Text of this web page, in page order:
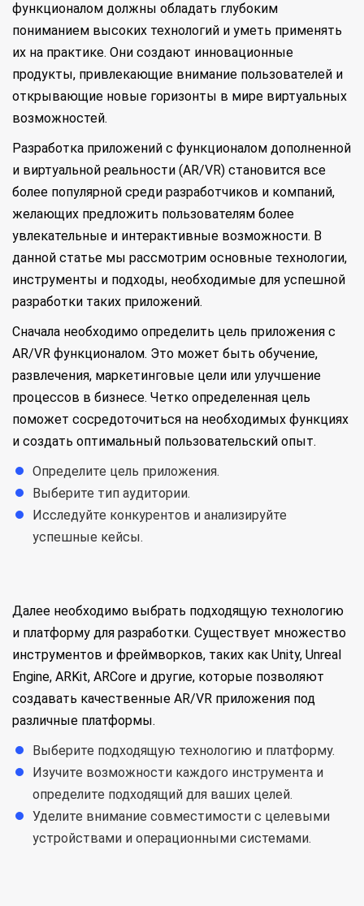
функционалом должны обладать глубоким
пониманием высоких технологий и уметь применять
их на практике. Они создают инновационные
продукты, привлекающие внимание пользователей и
открывающие новые горизонты в мире виртуальных
возможностей.
Разработка приложений с функционалом дополненной
и виртуальной реальности (AR/VR) становится все
более популярной среди разработчиков и компаний,
желающих предложить пользователям более
увлекательные и интерактивные возможности. В
данной статье мы рассмотрим основные технологии,
инструменты и подходы, необходимые для успешной
разработки таких приложений.
Сначала необходимо определить цель приложения с
AR/VR функционалом. Это может быть обучение,
развлечения, маркетинговые цели или улучшение
процессов в бизнесе. Четко определенная цель
поможет сосредоточиться на необходимых функциях
и создать оптимальный пользовательский опыт.
Определите цель приложения.
Выберите тип аудитории.
Исследуйте конкурентов и анализируйте
успешные кейсы.
Далее необходимо выбрать подходящую технологию
и платформу для разработки. Существует множество
инструментов и фреймворков, таких как Unity, Unreal
Engine, ARKit, ARCore и другие, которые позволяют
создавать качественные AR/VR приложения под
различные платформы.
Выберите подходящую технологию и платформу.
Изучите возможности каждого инструмента и
определите подходящий для ваших целей.
Уделите внимание совместимости с целевыми
устройствами и операционными системами.